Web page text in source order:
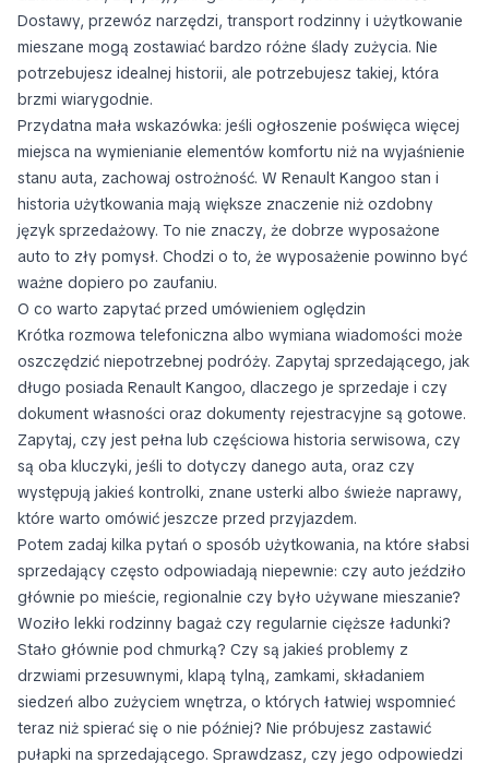
Dostawy, przewóz narzędzi, transport rodzinny i użytkowanie
mieszane mogą zostawiać bardzo różne ślady zużycia. Nie
potrzebujesz idealnej historii, ale potrzebujesz takiej, która
brzmi wiarygodnie.
Przydatna mała wskazówka: jeśli ogłoszenie poświęca więcej
miejsca na wymienianie elementów komfortu niż na wyjaśnienie
stanu auta, zachowaj ostrożność. W Renault Kangoo stan i
historia użytkowania mają większe znaczenie niż ozdobny
język sprzedażowy. To nie znaczy, że dobrze wyposażone
auto to zły pomysł. Chodzi o to, że wyposażenie powinno być
ważne dopiero po zaufaniu.
O co warto zapytać przed umówieniem oględzin
Krótka rozmowa telefoniczna albo wymiana wiadomości może
oszczędzić niepotrzebnej podróży. Zapytaj sprzedającego, jak
długo posiada Renault Kangoo, dlaczego je sprzedaje i czy
dokument własności oraz dokumenty rejestracyjne są gotowe.
Zapytaj, czy jest pełna lub częściowa historia serwisowa, czy
są oba kluczyki, jeśli to dotyczy danego auta, oraz czy
występują jakieś kontrolki, znane usterki albo świeże naprawy,
które warto omówić jeszcze przed przyjazdem.
Potem zadaj kilka pytań o sposób użytkowania, na które słabsi
sprzedający często odpowiadają niepewnie: czy auto jeździło
głównie po mieście, regionalnie czy było używane mieszanie?
Woziło lekki rodzinny bagaż czy regularnie cięższe ładunki?
Stało głównie pod chmurką? Czy są jakieś problemy z
drzwiami przesuwnymi, klapą tylną, zamkami, składaniem
siedzeń albo zużyciem wnętrza, o których łatwiej wspomnieć
teraz niż spierać się o nie później? Nie próbujesz zastawić
pułapki na sprzedającego. Sprawdzasz, czy jego odpowiedzi